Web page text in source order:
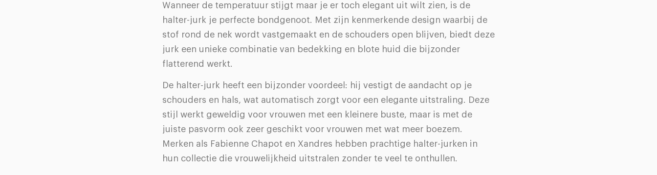
Wanneer de temperatuur stijgt maar je er toch elegant uit wilt zien, is de
halter-jurk je perfecte bondgenoot. Met zijn kenmerkende design waarbij de
stof rond de nek wordt vastgemaakt en de schouders open blijven, biedt deze
jurk een unieke combinatie van bedekking en blote huid die bijzonder
flatterend werkt.
De halter-jurk heeft een bijzonder voordeel: hij vestigt de aandacht op je
schouders en hals, wat automatisch zorgt voor een elegante uitstraling. Deze
stijl werkt geweldig voor vrouwen met een kleinere buste, maar is met de
juiste pasvorm ook zeer geschikt voor vrouwen met wat meer boezem.
Merken als Fabienne Chapot en Xandres hebben prachtige halter-jurken in
hun collectie die vrouwelijkheid uitstralen zonder te veel te onthullen.